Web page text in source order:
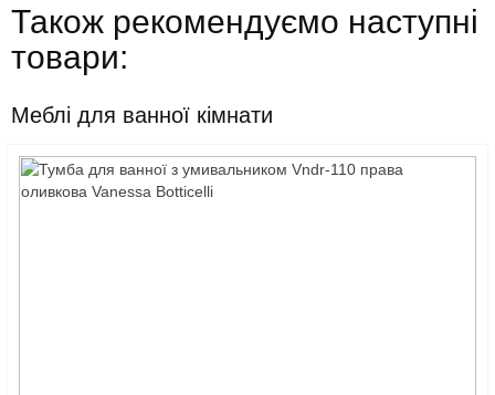
Також рекомендуємо наступні
товари:
Меблі для ванної кімнати